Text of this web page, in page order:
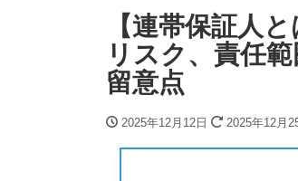
外国
不動
【連帯保証人
リスク、責任
留意点
2025年12月12日 2025年12月